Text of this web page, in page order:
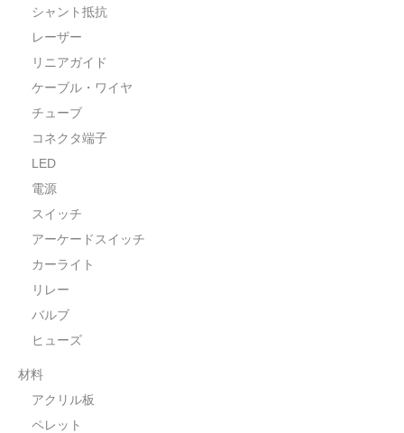
シャント抵抗
レーザー
リニアガイド
ケーブル・ワイヤ
チューブ
コネクタ端子
LED
電源
スイッチ
アーケードスイッチ
カーライト
リレー
バルブ
ヒューズ
材料
アクリル板
ペレット